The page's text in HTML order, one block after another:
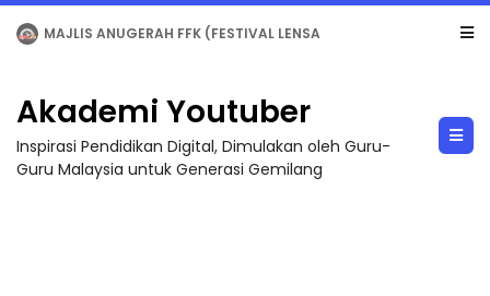
LIVE 🔴 [LIVE] MATEMATIK SR, WANG TAHUN 6 OLEH CIKGU ANITA #ALLINONE #141 #...
Akademi Youtuber
Inspirasi Pendidikan Digital, Dimulakan oleh Guru-
Guru Malaysia untuk Generasi Gemilang